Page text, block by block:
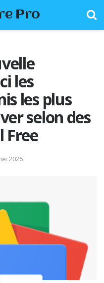
Pro
les
les plus
selon des
Free
2025